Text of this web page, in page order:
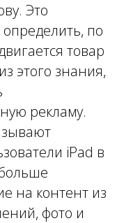
Это
по
товар
этого знания,
рекламу.
iPad в
на контент из
фото и